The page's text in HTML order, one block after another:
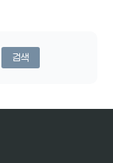
검색